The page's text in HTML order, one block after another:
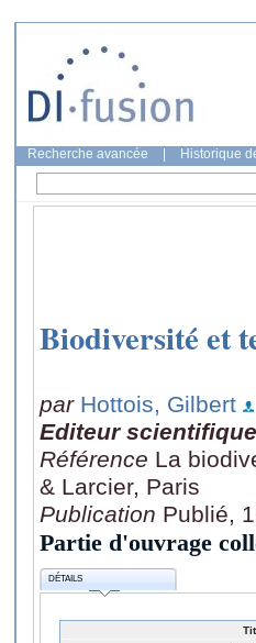
Recherche avancée Historique
Biodiversité et
par Hottois, Gilbert
Editeur scientifique
Référence La
& Larcier, Paris
Publication Publié,
Partie d'ouvrage
DÉTAILS